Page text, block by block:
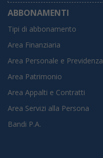
ABBONAMENTI
Tipi di abbonamento
Area Finanziaria
Area Personale e Previdenza
Area Patrimonio
Area Appalti e Contratti
Area Servizi alla Persona
Bandi P.A.